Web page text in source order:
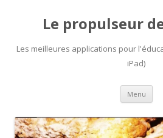
Le propulseur
Les meilleures applications pour
iPad)
Menu Aller